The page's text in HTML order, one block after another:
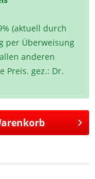
(aktuell durch
per Überweisung
anderen
Preis. gez.: Dr.